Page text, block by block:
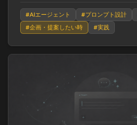
#AIエージェント #プロンプト設計
#企画・提案したい時 #実践